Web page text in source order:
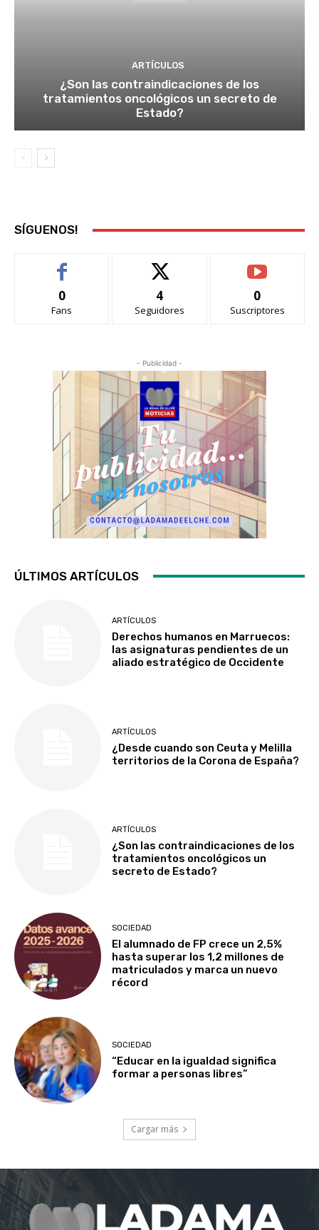
ARTÍCULOS
¿Son las contraindicaciones de los
tratamientos oncológicos un secreto de
Estado?
SÍGUENOS!
0
Fans
4
Seguidores
0
Suscriptores
- Publicidad -
ÚLTIMOS ARTÍCULOS
ARTÍCULOS
Derechos humanos en Marruecos:
las asignaturas pendientes de un
aliado estratégico de Occidente
ARTÍCULOS
¿Desde cuando son Ceuta y Melilla
territorios de la Corona de España?
ARTÍCULOS
¿Son las contraindicaciones de los
tratamientos oncológicos un
secreto de Estado?
SOCIEDAD
El alumnado de FP crece un 2,5%
hasta superar los 1,2 millones de
matriculados y marca un nuevo
récord
SOCIEDAD
“Educar en la igualdad significa
formar a personas libres”
Cargar más